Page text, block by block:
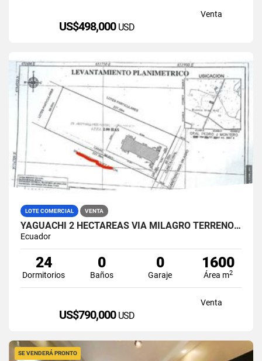
Venta
US$498,000 USD
LOTE COMERCIAL VENTA
YAGUACHI 2 HECTÁREAS VIA MILAGRO TERRENO INDUSTRIAL EN VENTA
Ecuador
24
Dormitorios
0
Baños
0
Garaje
1600
Área m2
Venta
US$790,000 USD
SE VENDERÁ PRONTO